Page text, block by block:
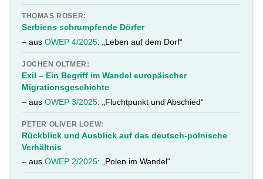
THOMAS ROSER:
Serbiens schrumpfende Dörfer
– ausOWEP 4/2025: „Leben auf dem Dorf“
JOCHEN OLTMER:
Exil – Ein Begriff im Wandel europäischer
Migrationsgeschichte
– ausOWEP 3/2025: „Fluchtpunkt und Abschied“
PETER OLIVER LOEW:
Rückblick und Ausblick auf das deutsch-polnische
Verhältnis
– ausOWEP 2/2025: „Polen im Wandel“